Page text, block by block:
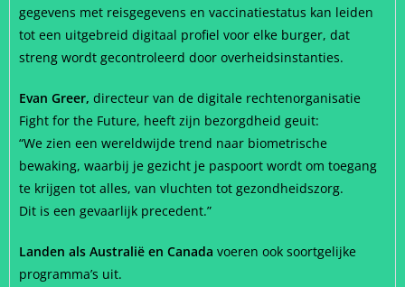
gegevens met reisgegevens en vaccinatiestatus kan leiden
tot een uitgebreid digitaal profiel voor elke burger, dat
streng wordt gecontroleerd door overheidsinstanties.
Evan Greer, directeur van de digitale rechtenorganisatie
Fight for the Future, heeft zijn bezorgdheid geuit:
“We zien een wereldwijde trend naar biometrische
bewaking, waarbij je gezicht je paspoort wordt om toegang
te krijgen tot alles, van vluchten tot gezondheidszorg.
Dit is een gevaarlijk precedent.”
Landen als Australië en Canada voeren ook soortgelijke
programma’s uit.